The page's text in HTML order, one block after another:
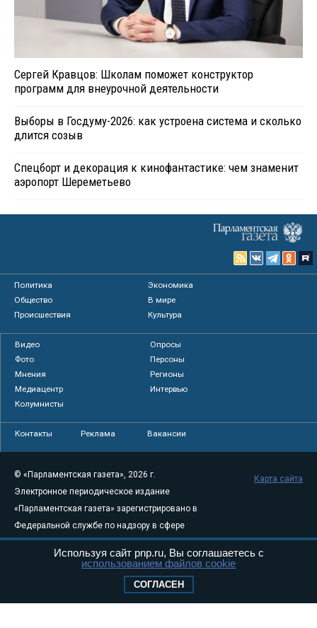
Сергей Кравцов: Школам поможет конструктор
программ для внеурочной деятельности
Выборы в Госдуму-2026: как устроена система и сколько
длится созыв
Спецборт и декорация к кинофантастике: чем знаменит
аэропорт Шереметьево
Политика
Экономика
Общество
В мире
Происшествия
Культура
Видео
Опросы
Фото
Персоны
Мнения
Регионы
Медиацентр
Интервью
Колумнисты
Контакты Реклама Вакансии
© «Парламентская газета», 2026 г.
Электронное периодическое издание
«Парламентская газета» зарегистрировано в
Федеральной службе по надзору в сфере
связи, информационных технологий и
массовых коммуникаций (Роскомнадзор) 05
Свидетельство о регистрации Эл № ФС77-
Карта сайта
Используя сайт pnp.ru, Вы соглашаетесь с
использованием файлов cookie
СОГЛАСЕН